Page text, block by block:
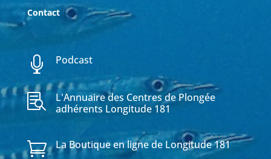
Contact
 Podcast

L'Annuaire des Centres de Plongée
adhérents Longitude 181
 La Boutique en ligne de Longitude 181